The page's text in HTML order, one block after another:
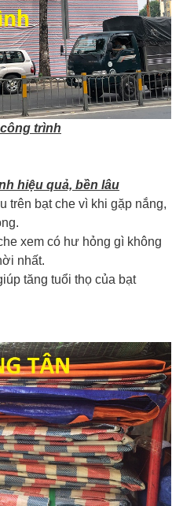
trình
hiệu quả, bền lâu
trên bạt che vì khi gặp nắng,
xem có hư hỏng gì không
nhất.
tăng tuổi thọ của bạt